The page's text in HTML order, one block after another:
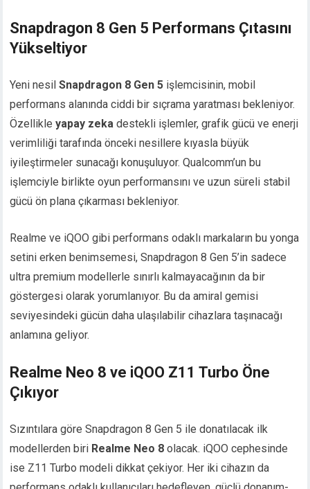
Snapdragon 8 Gen 5 Performans Çıtasını
Yükseltiyor
Yeni nesilSnapdragon 8 Gen 5 işlemcisinin, mobil
performans alanında ciddi bir sıçrama yaratması bekleniyor.
Özellikleyapay zeka destekli işlemler, grafik gücü ve enerji
verimliliği tarafında önceki nesillere kıyasla büyük
iyileştirmeler sunacağı konuşuluyor. Qualcomm’un bu
işlemciyle birlikte oyun performansını ve uzun süreli stabil
gücü ön plana çıkarması bekleniyor.
Realme ve iQOO gibi performans odaklı markaların bu yonga
setini erken benimsemesi, Snapdragon 8 Gen 5’in sadece
ultra premium modellerle sınırlı kalmayacağının da bir
göstergesi olarak yorumlanıyor. Bu da amiral gemisi
seviyesindeki gücün daha ulaşılabilir cihazlara taşınacağı
anlamına geliyor.
Realme Neo 8 ve iQOO Z11 Turbo Öne
Çıkıyor
Sızıntılara göre Snapdragon 8 Gen 5 ile donatılacak ilk
modellerden biri Realme Neo 8 olacak. iQOO cephesinde
ise Z11 Turbo modeli dikkat çekiyor. Her iki cihazın da